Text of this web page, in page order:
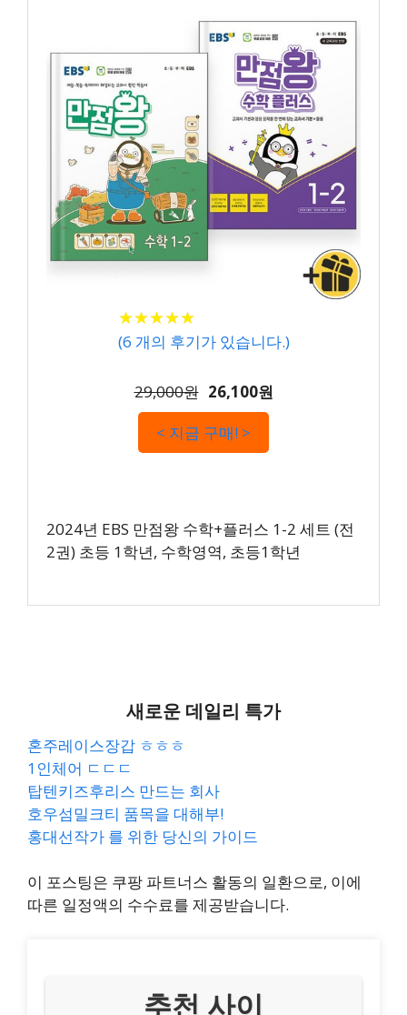
★★★★★
★★★★★
(6 개의 후기가 있습니다.)
29,000원 26,100원
< 지금 구매! >
2024년 EBS 만점왕 수학+플러스 1-2 세트 (전
2권) 초등 1학년, 수학영역, 초등1학년
새로운 데일리 특가
혼주레이스장갑 ㅎㅎㅎ
1인체어 ㄷㄷㄷ
탑텐키즈후리스 만드는 회사
호우섬밀크티 품목을 대해부!
홍대선작가 를 위한 당신의 가이드
이 포스팅은 쿠팡 파트너스 활동의 일환으로, 이에
따른 일정액의 수수료를 제공받습니다.
추천 사이